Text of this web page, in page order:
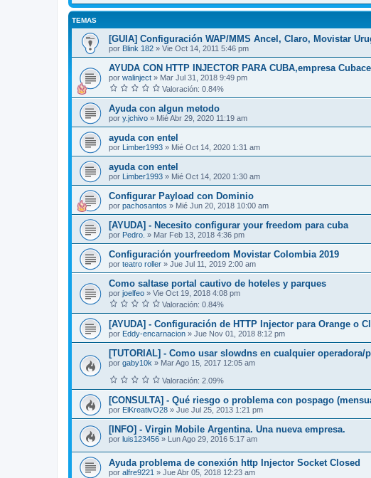
TEMAS
[GUIA] Configuración WAP/MMS Ancel, Claro, Movistar
por Blink 182 » Vie Oct 14, 2011 5:46 pm
AYUDA CON HTTP INJECTOR PARA CUBA,empresa Cubacel
por walinject » Mar Jul 31, 2018 9:49 pm
Valoración: 0.84%
Ayuda con algun metodo
por y.jchivo » Mié Abr 29, 2020 11:19 am
ayuda con entel
por Limber1993 » Mié Oct 14, 2020 1:31 am
ayuda con entel
por Limber1993 » Mié Oct 14, 2020 1:30 am
Configurar Payload con Dominio
por pachosantos » Mié Jun 20, 2018 10:00 am
[AYUDA] - Necesito configurar your freedom para cuba
por Pedro. » Mar Feb 13, 2018 4:36 pm
Configuración yourfreedom Movistar Colombia 2019
por teatro roller » Jue Jul 11, 2019 2:00 am
Como saltase portal cautivo de hoteles y parques
por joelfeo » Vie Oct 19, 2018 4:08 pm
Valoración: 0.84%
[AYUDA] - Configuración de HTTP Injector para Orange o
por Eddy-encarnacion » Jue Nov 01, 2018 8:12 pm
[TUTORIAL] - Como usar slowdns en cualquier operadora/
por gaby10k » Mar Ago 15, 2017 12:05 am
Valoración: 2.09%
[CONSULTA] - Qué riesgo o problema con pospago
por ElKreativO28 » Jue Jul 25, 2013 1:21 pm
[INFO] - Virgin Mobile Argentina. Una nueva empresa.
por luis123456 » Lun Ago 29, 2016 5:17 am
Ayuda problema de conexión http Injector Socket Closed
por alfre9221 » Jue Abr 05, 2018 12:23 am